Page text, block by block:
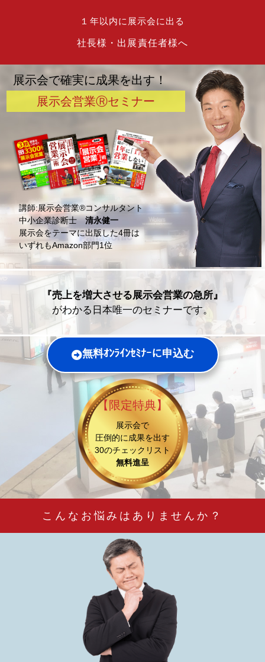
１年以内に展示会に出る
社長様・出展責任者様へ
展示会で確実に成果を出す！
展示会営業Ⓡセミナー
講師:展示会営業®️コンサルタント
中小企業診断士清永健一
展示会をテーマに出版した4冊は
いずれもAmazon部門1位
『売上を増大させる展示会営業の急所』
がわかる日本唯一のセミナーです。
無料ｵﾝﾗｲﾝｾﾐﾅｰに申込む
【限定特典】
展示会で
圧倒的に成果を出す
30のチェックリスト
無料進呈
こんなお悩みはありませんか？